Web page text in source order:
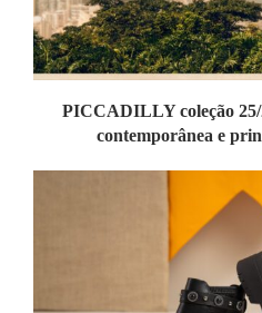
PICCADILLY coleção
contemporânea e